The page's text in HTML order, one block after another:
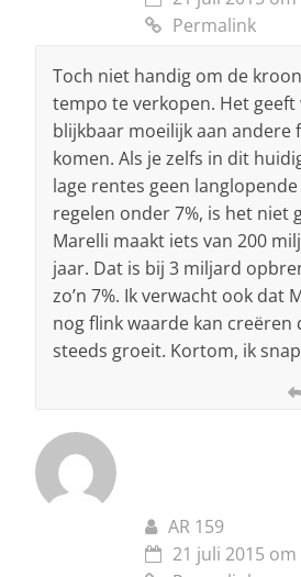
Permalink
Toch niet handig om de
tempo te verkopen. Het geeft
blijkbaar moeilijk aan andere
komen. Als je zelfs in dit
lage rentes geen
regelen onder 7%, is het niet
Marelli maakt iets van 200
jaar. Dat is bij 3 miljard
zo’n 7%. Ik verwacht ook dat
nog flink waarde kan
steeds groeit. Kortom, ik
AR 159
21 juli 2015 om